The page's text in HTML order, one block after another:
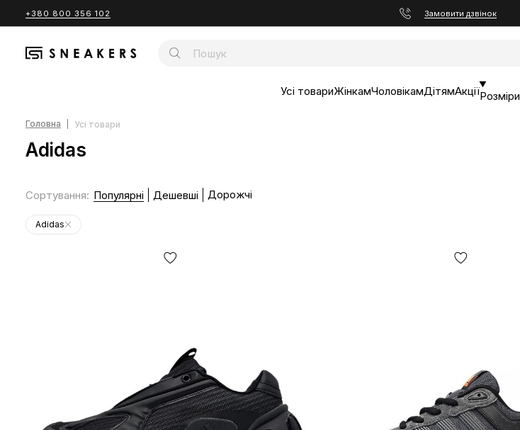
+380 800 356 102 Замовити дзвінок
Усі товариЖінкамЧоловікамДітямАкціїРозміри
Головна Усі товари
Adidas
Сортування: Популярні Дешевші Дорожчі
Adidas